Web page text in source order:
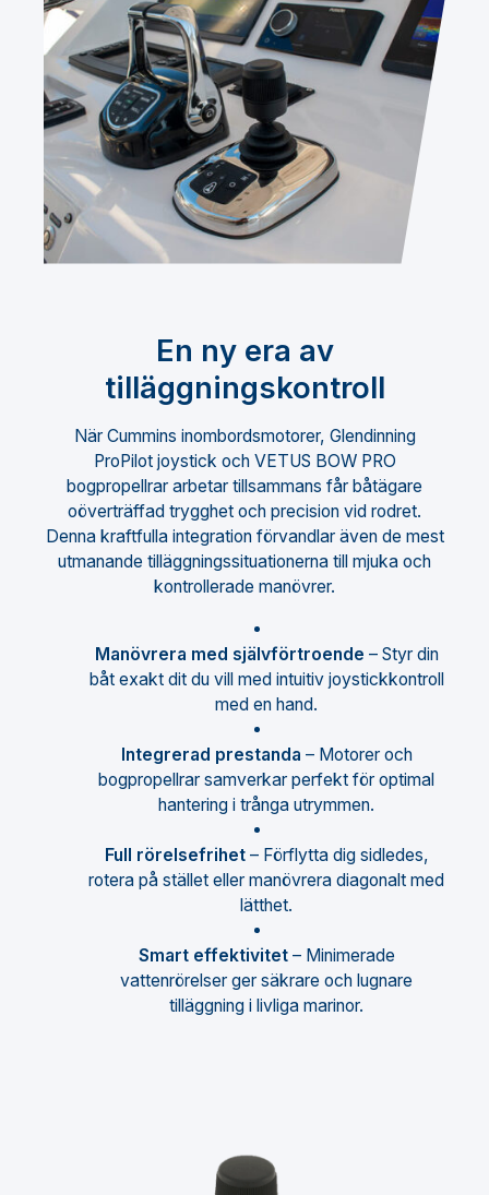
En ny era av
tilläggningskontroll
När Cummins inombordsmotorer, Glendinning
ProPilot joystick och VETUS BOW PRO
bogpropellrar arbetar tillsammans får båtägare
oöverträffad trygghet och precision vid rodret.
Denna kraftfulla integration förvandlar även de mest
utmanande tilläggningssituationerna till mjuka och
kontrollerade manövrer.
Manövrera med självförtroende – Styr din
båt exakt dit du vill med intuitiv joystickkontroll
med en hand.
Integrerad prestanda – Motorer och
bogpropellrar samverkar perfekt för optimal
hantering i trånga utrymmen.
Full rörelsefrihet– Förflytta dig sidledes,
rotera på stället eller manövrera diagonalt med
lätthet.
Smart effektivitet– Minimerade
vattenrörelser ger säkrare och lugnare
tilläggning i livliga marinor.